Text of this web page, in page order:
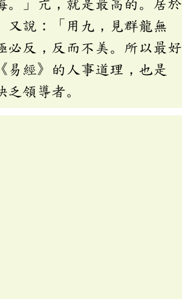
。」亢，就是最高的。居於
又說：「用九，見群龍無
必反，反而不美。所以最好
易經》的人事道理，也是
領導者。